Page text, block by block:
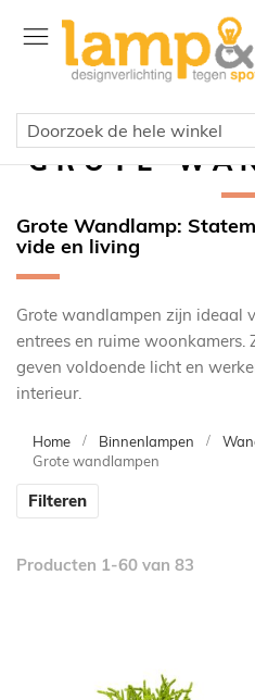
naar
GROTE
Grote Wandlamp:
vide en living
Grote wandlampen zijn ideaal
entrees en ruime woonkamers.
geven voldoende licht en
interieur.
Home Binnenlampen
Grote wandlampen
Filteren
Producten 1-60 van 83